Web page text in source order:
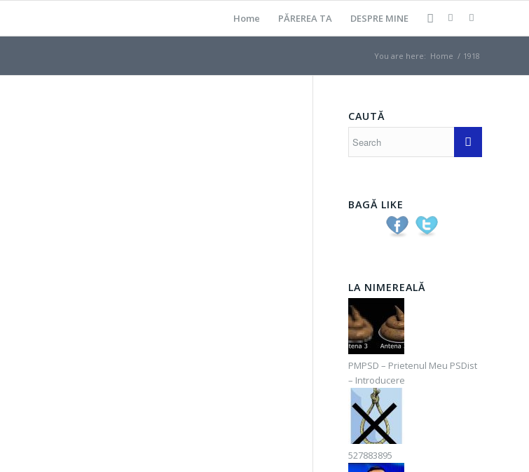
Home PĂREREA TA DESPRE MINE
You are here: Home / 1918
CAUTĂ
BAGĂ LIKE
LA NIMEREALĂ
PMPSD – Prietenul Meu PSDist
– Introducere
527883895